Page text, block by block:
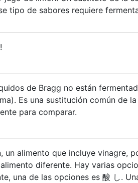
tipo de sabores requiere
de Bragg no están
Es una sustitución común de
para comparar.
un alimento que incluye vinagre,
diferente. Hay varias
una de las opciones es 酸 し.